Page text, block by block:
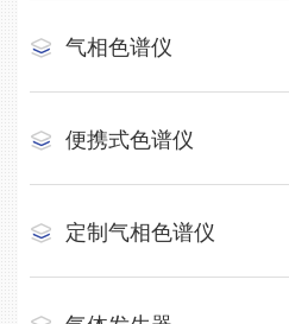
气相色谱仪
便携式色谱仪
定制气相色谱仪